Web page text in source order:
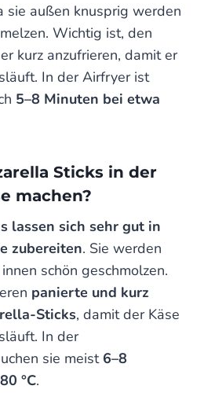
sie außen knusprig werden
Wichtig ist, den
kurz anzufrieren, damit er
In der Airfryer ist
5–8 Minuten bei etwa
Sticks in der
machen?
lassen sich sehr gut in
zubereiten. Sie werden
schön geschmolzen.
panierte und kurz
Sticks, damit der Käse
In der
sie meist 6–8
°C.